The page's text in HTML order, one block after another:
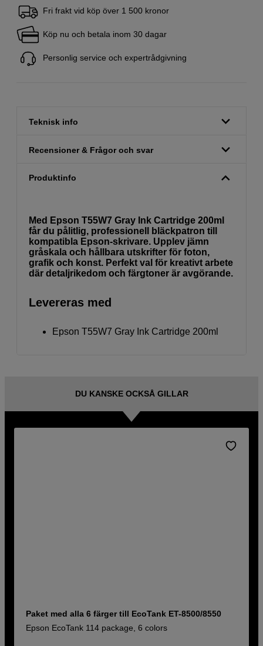
Fri frakt vid köp över 1 500 kronor
Köp nu och betala inom 30 dagar
Personlig service och expertrådgivning
Teknisk info
Recensioner & Frågor och svar
Produktinfo
Med Epson T55W7 Gray Ink Cartridge 200ml
får du pålitlig, professionell bläckpatron till
kompatibla Epson-skrivare. Upplev jämn
gråskala och hållbara utskrifter för foton,
grafik och konst. Perfekt val för kreativt arbete
där detaljrikedom och färgtoner är avgörande.
Levereras med
Epson T55W7 Gray Ink Cartridge 200ml
DU KANSKE OCKSÅ GILLAR
Paket med alla 6 färger till EcoTank ET-8500/8550
Epson EcoTank 114 package, 6 colors